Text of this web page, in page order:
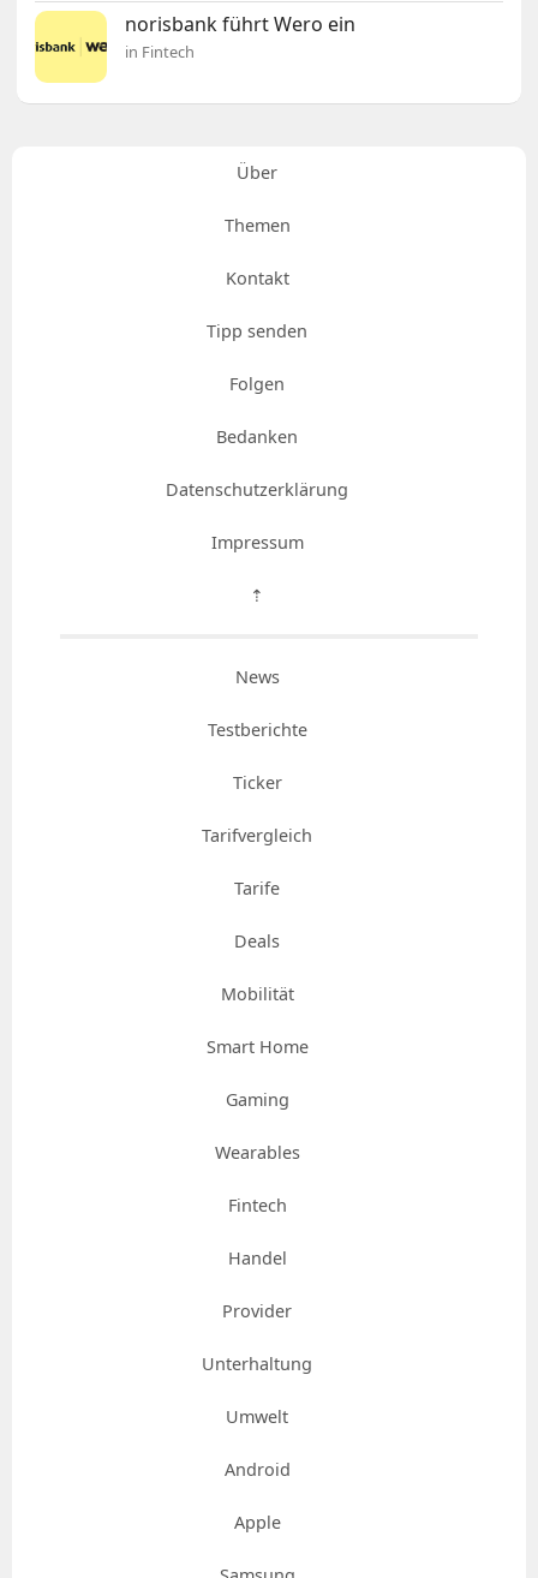
norisbank führt Wero ein
in Fintech
Über
Themen
Kontakt
Tipp senden
Folgen
Bedanken
Datenschutzerklärung
Impressum
⇡
News
Testberichte
Ticker
Tarifvergleich
Tarife
Deals
Mobilität
Smart Home
Gaming
Wearables
Fintech
Handel
Provider
Unterhaltung
Umwelt
Android
Apple